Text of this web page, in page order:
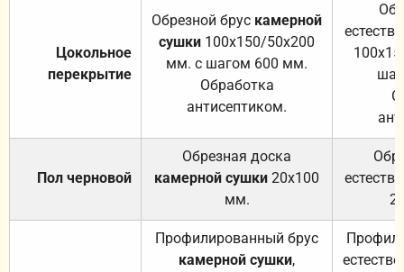
Цокольное
перекрытие
Обрезной брус камерной
сушки 100х150/50х200
мм. с шагом 600 мм.
Обработка
антисептиком.
Пол черновой
Обрезная доска
камерной сушки 20х100
мм.
Профилированный брус
камерной сушки,